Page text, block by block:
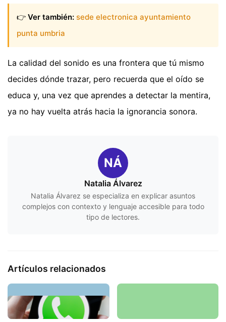
👉 Ver también: sede electronica ayuntamiento
punta umbria
La calidad del sonido es una frontera que tú mismo
decides dónde trazar, pero recuerda que el oído se
educa y, una vez que aprendes a detectar la mentira,
ya no hay vuelta atrás hacia la ignorancia sonora.
NÁ
Natalia Álvarez
Natalia Álvarez se especializa en explicar asuntos
complejos con contexto y lenguaje accesible para todo
tipo de lectores.
Artículos relacionados